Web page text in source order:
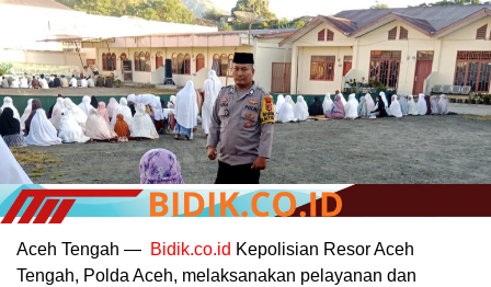
Aceh Tengah — Bidik.co.id Kepolisian Resor Aceh
Tengah, Polda Aceh, melaksanakan pelayanan dan